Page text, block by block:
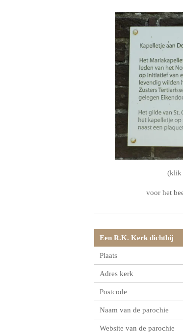
(klik
voor het
Een R.K. Kerk dichtbij
Plaats
Adres kerk
Postcode
Naam van de parochie
Website van de parochie